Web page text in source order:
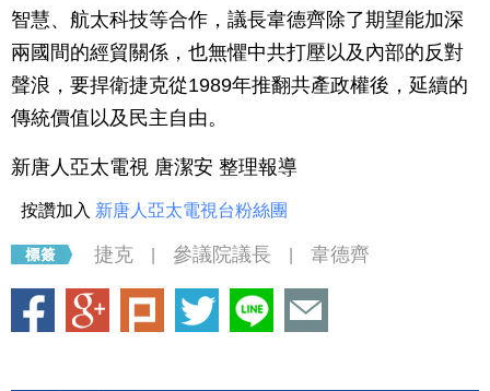
智慧、航太科技等合作，議長韋德齊除了期望能加深
兩國間的經貿關係，也無懼中共打壓以及內部的反對
聲浪，要捍衛捷克從1989年推翻共產政權後，延續的
傳統價值以及民主自由。
新唐人亞太電視 唐潔安 整理報導
按讚加入 新唐人亞太電視台粉絲團
捷克 參議院議長 韋德齊